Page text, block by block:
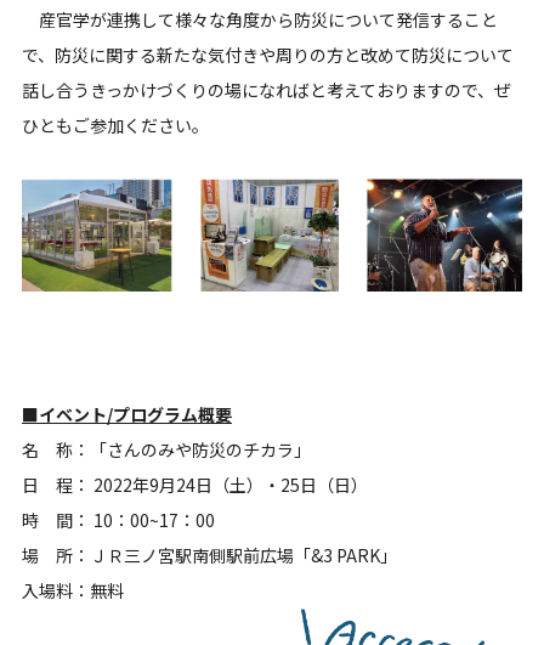
産官学が連携して様々な角度から防災について発信すること
で、防災に関する新たな気付きや周りの方と改めて防災について
話し合うきっかけづくりの場になればと考えておりますので、ぜ
ひともご参加ください。
■イベント/プログラム概要
名 称：「さんのみや防災のチカラ」
日 程： 2022年9月24日（土）・25日（日）
時 間： 10：00~17：00
場 所：ＪＲ三ノ宮駅南側駅前広場「&3 PARK」
入場料：無料